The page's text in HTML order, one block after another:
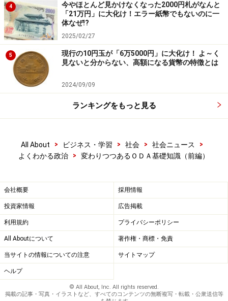
4
今やほとんど見かけなくなった2000円札がなんと
「21万円」に大化け！エラー紙幣でもないのに一
体なぜ!?
2025/02/27
5
現行の10円玉が「6万5000円」に大化け！ よ～く
見ないと分からない、高額になる貨幣の特徴とは
2024/09/09
ランキングをもっと見る
All About > ビジネス・学習 > 社会 > 社会ニュース
>
よくわかる政治
> 変わりつつあるＯＤＡ基礎知識（前編）
会社概要 採用情報
投資家情報 広告掲載
利用規約 プライバシーポリシー
All Aboutについて 著作権・商標・免責
当サイトの情報についての注意 サイトマップ
ヘルプ
© All About, Inc. All rights reserved.
掲載の記事・写真・イラストなど、すべてのコンテンツの無断複写・転載・公衆送信等